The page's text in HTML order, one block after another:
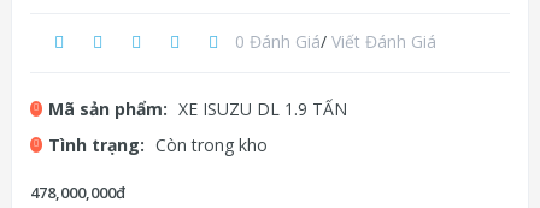
0 Đánh Giá/ Viết Đánh Giá
Mã sản phẩm: XE ISUZU DL 1.9 TẤN
Tình trạng: Còn trong kho
478,000,000đ